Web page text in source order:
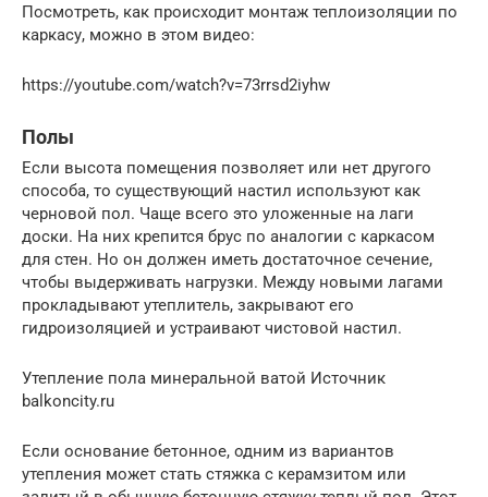
Посмотреть, как происходит монтаж теплоизоляции по
каркасу, можно в этом видео:
https://youtube.com/watch?v=73rrsd2iyhw
Полы
Если высота помещения позволяет или нет другого
способа, то существующий настил используют как
черновой пол. Чаще всего это уложенные на лаги
доски. На них крепится брус по аналогии с каркасом
для стен. Но он должен иметь достаточное сечение,
чтобы выдерживать нагрузки. Между новыми лагами
прокладывают утеплитель, закрывают его
гидроизоляцией и устраивают чистовой настил.
Утепление пола минеральной ватой Источник
balkoncity.ru
Если основание бетонное, одним из вариантов
утепления может стать стяжка с керамзитом или